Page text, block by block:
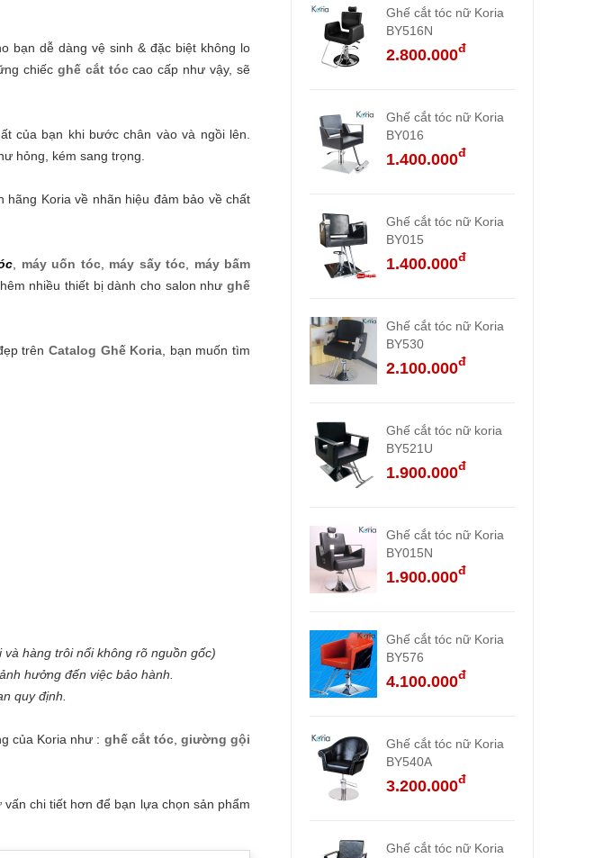
bạn dễ dàng vệ sinh & đặc biệt không lo
chiếc ghế cắt tóccao cấp như vậy, sẽ
của bạn khi bước chân vào và ngồi lên.
hỏng, kém sang trọng.
Koria về nhãn hiệu đảm bảo về chất
máy uốn tóc, máy sấy tóc
máy bấm
nhiều thiết bị dành cho salon như ghế
trênCatalog Ghế Koria , bạn muốn tìm
hàng trôi nổi không rõ nguồn gốc)
hưởng đến việc bảo hành.
quy định.
của Koria như : ghế cắt tóc, giường gội
vấn chi tiết hơn để bạn lựa chọn sản phẩm
Ghế cắt tóc nữ Koria
BY516N
2.800.000đ
Ghế cắt tóc nữ Koria
BY016
1.400.000đ
Ghế cắt tóc nữ Koria
BY015
1.400.000đ
Ghế cắt tóc nữ Koria
BY530
2.100.000đ
Ghế cắt tóc nữ koria
BY521U
1.900.000đ
Ghế cắt tóc nữ Koria
BY015N
1.900.000đ
Ghế cắt tóc nữ Koria
BY576
4.100.000đ
Ghế cắt tóc nữ Koria
BY540A
3.200.000đ
Ghế cắt tóc nữ Koria